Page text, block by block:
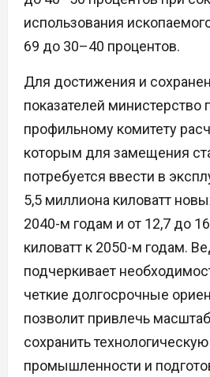
использования
69 до 30–40 процентов.
Для достижения и
показателей министерство
профильному комитету
которым для замещения
потребуется ввести в
5,5 миллиона киловатт
2040-м годам и от 12,7 до
киловатт к 2050-м годам.
подчеркивает
четкие долгосрочные
позволит привлечь
сохранить
промышленности и